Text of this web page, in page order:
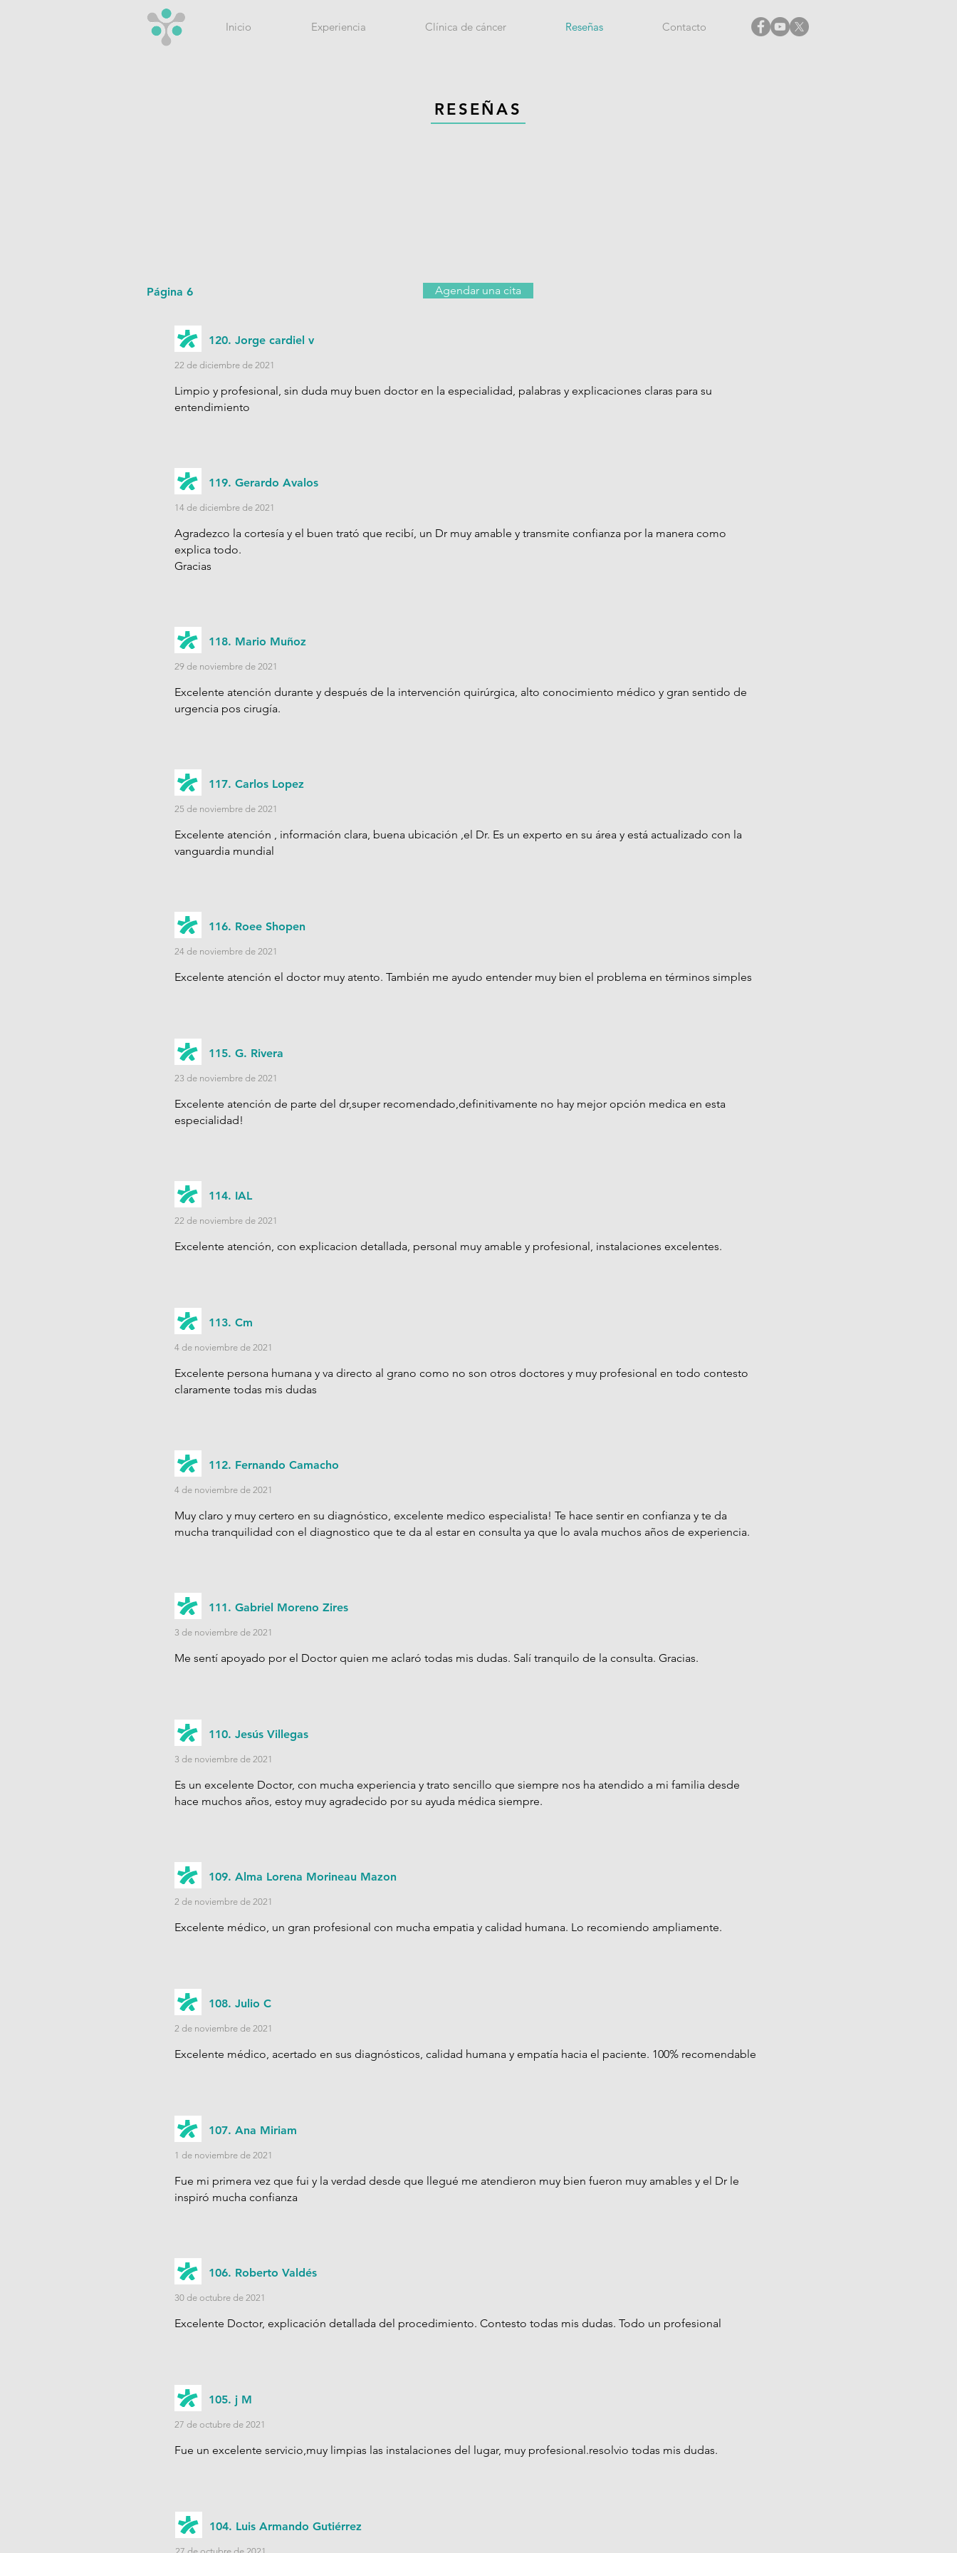
Inicio Experiencia Clínica de cáncer Reseñas Contacto
RESEÑAS
Página 6 Agendar una cita
120. Jorge cardiel v
22 de diciembre de 2021
Limpio y profesional, sin duda muy buen doctor en la especialidad, palabras y explicaciones claras para su
entendimiento
119. Gerardo Avalos
14 de diciembre de 2021
Agradezco la cortesía y el buen trató que recibí, un Dr muy amable y transmite confianza por la manera como
explica todo.
Gracias
118. Mario Muñoz
29 de noviembre de 2021
Excelente atención durante y después de la intervención quirúrgica, alto conocimiento médico y gran sentido de
urgencia pos cirugía.
117. Carlos Lopez
25 de noviembre de 2021
Excelente atención , información clara, buena ubicación ,el Dr. Es un experto en su área y está actualizado con la
vanguardia mundial
116. Roee Shopen
24 de noviembre de 2021
Excelente atención el doctor muy atento. También me ayudo entender muy bien el problema en términos simples
115. G. Rivera
23 de noviembre de 2021
Excelente atención de parte del dr,super recomendado,definitivamente no hay mejor opción medica en esta
especialidad!
114. IAL
22 de noviembre de 2021
Excelente atención, con explicacion detallada, personal muy amable y profesional, instalaciones excelentes.
113. Cm
4 de noviembre de 2021
Excelente persona humana y va directo al grano como no son otros doctores y muy profesional en todo contesto
claramente todas mis dudas
112. Fernando Camacho
4 de noviembre de 2021
Muy claro y muy certero en su diagnóstico, excelente medico especialista! Te hace sentir en confianza y te da
mucha tranquilidad con el diagnostico que te da al estar en consulta ya que lo avala muchos años de experiencia.
111. Gabriel Moreno Zires
3 de noviembre de 2021
Me sentí apoyado por el Doctor quien me aclaró todas mis dudas. Salí tranquilo de la consulta. Gracias.
110. Jesús Villegas
3 de noviembre de 2021
Es un excelente Doctor, con mucha experiencia y trato sencillo que siempre nos ha atendido a mi familia desde
hace muchos años, estoy muy agradecido por su ayuda médica siempre.
109. Alma Lorena Morineau Mazon
2 de noviembre de 2021
Excelente médico, un gran profesional con mucha empatia y calidad humana. Lo recomiendo ampliamente.
108. Julio C
2 de noviembre de 2021
Excelente médico, acertado en sus diagnósticos, calidad humana y empatía hacia el paciente. 100% recomendable
107. Ana Miriam
1 de noviembre de 2021
Fue mi primera vez que fui y la verdad desde que llegué me atendieron muy bien fueron muy amables y el Dr le
inspiró mucha confianza
106. Roberto Valdés
30 de octubre de 2021
Excelente Doctor, explicación detallada del procedimiento. Contesto todas mis dudas. Todo un profesional
105. j M
27 de octubre de 2021
Fue un excelente servicio,muy limpias las instalaciones del lugar, muy profesional.resolvio todas mis dudas.
104. Luis Armando Gutiérrez